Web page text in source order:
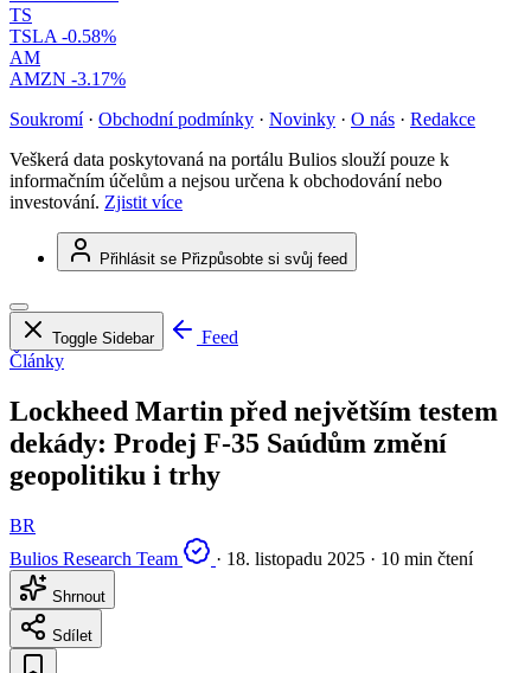
TS
TSLA -0.58%
AM
AMZN -3.17%
Soukromí · Obchodní podmínky · Novinky · O nás · Redakce
Veškerá data poskytovaná na portálu Bulios slouží pouze k
informačním účelům a nejsou určena k obchodování nebo
investování. Zjistit více
Přihlásit se Přizpůsobte si svůj feed
Toggle Sidebar
Feed
Články
Lockheed Martin před největším testem
dekády: Prodej F-35 Saúdům změní
geopolitiku i trhy
BR
Bulios Research Team
· 18. listopadu 2025 · 10 min čtení
Shrnout
Sdílet